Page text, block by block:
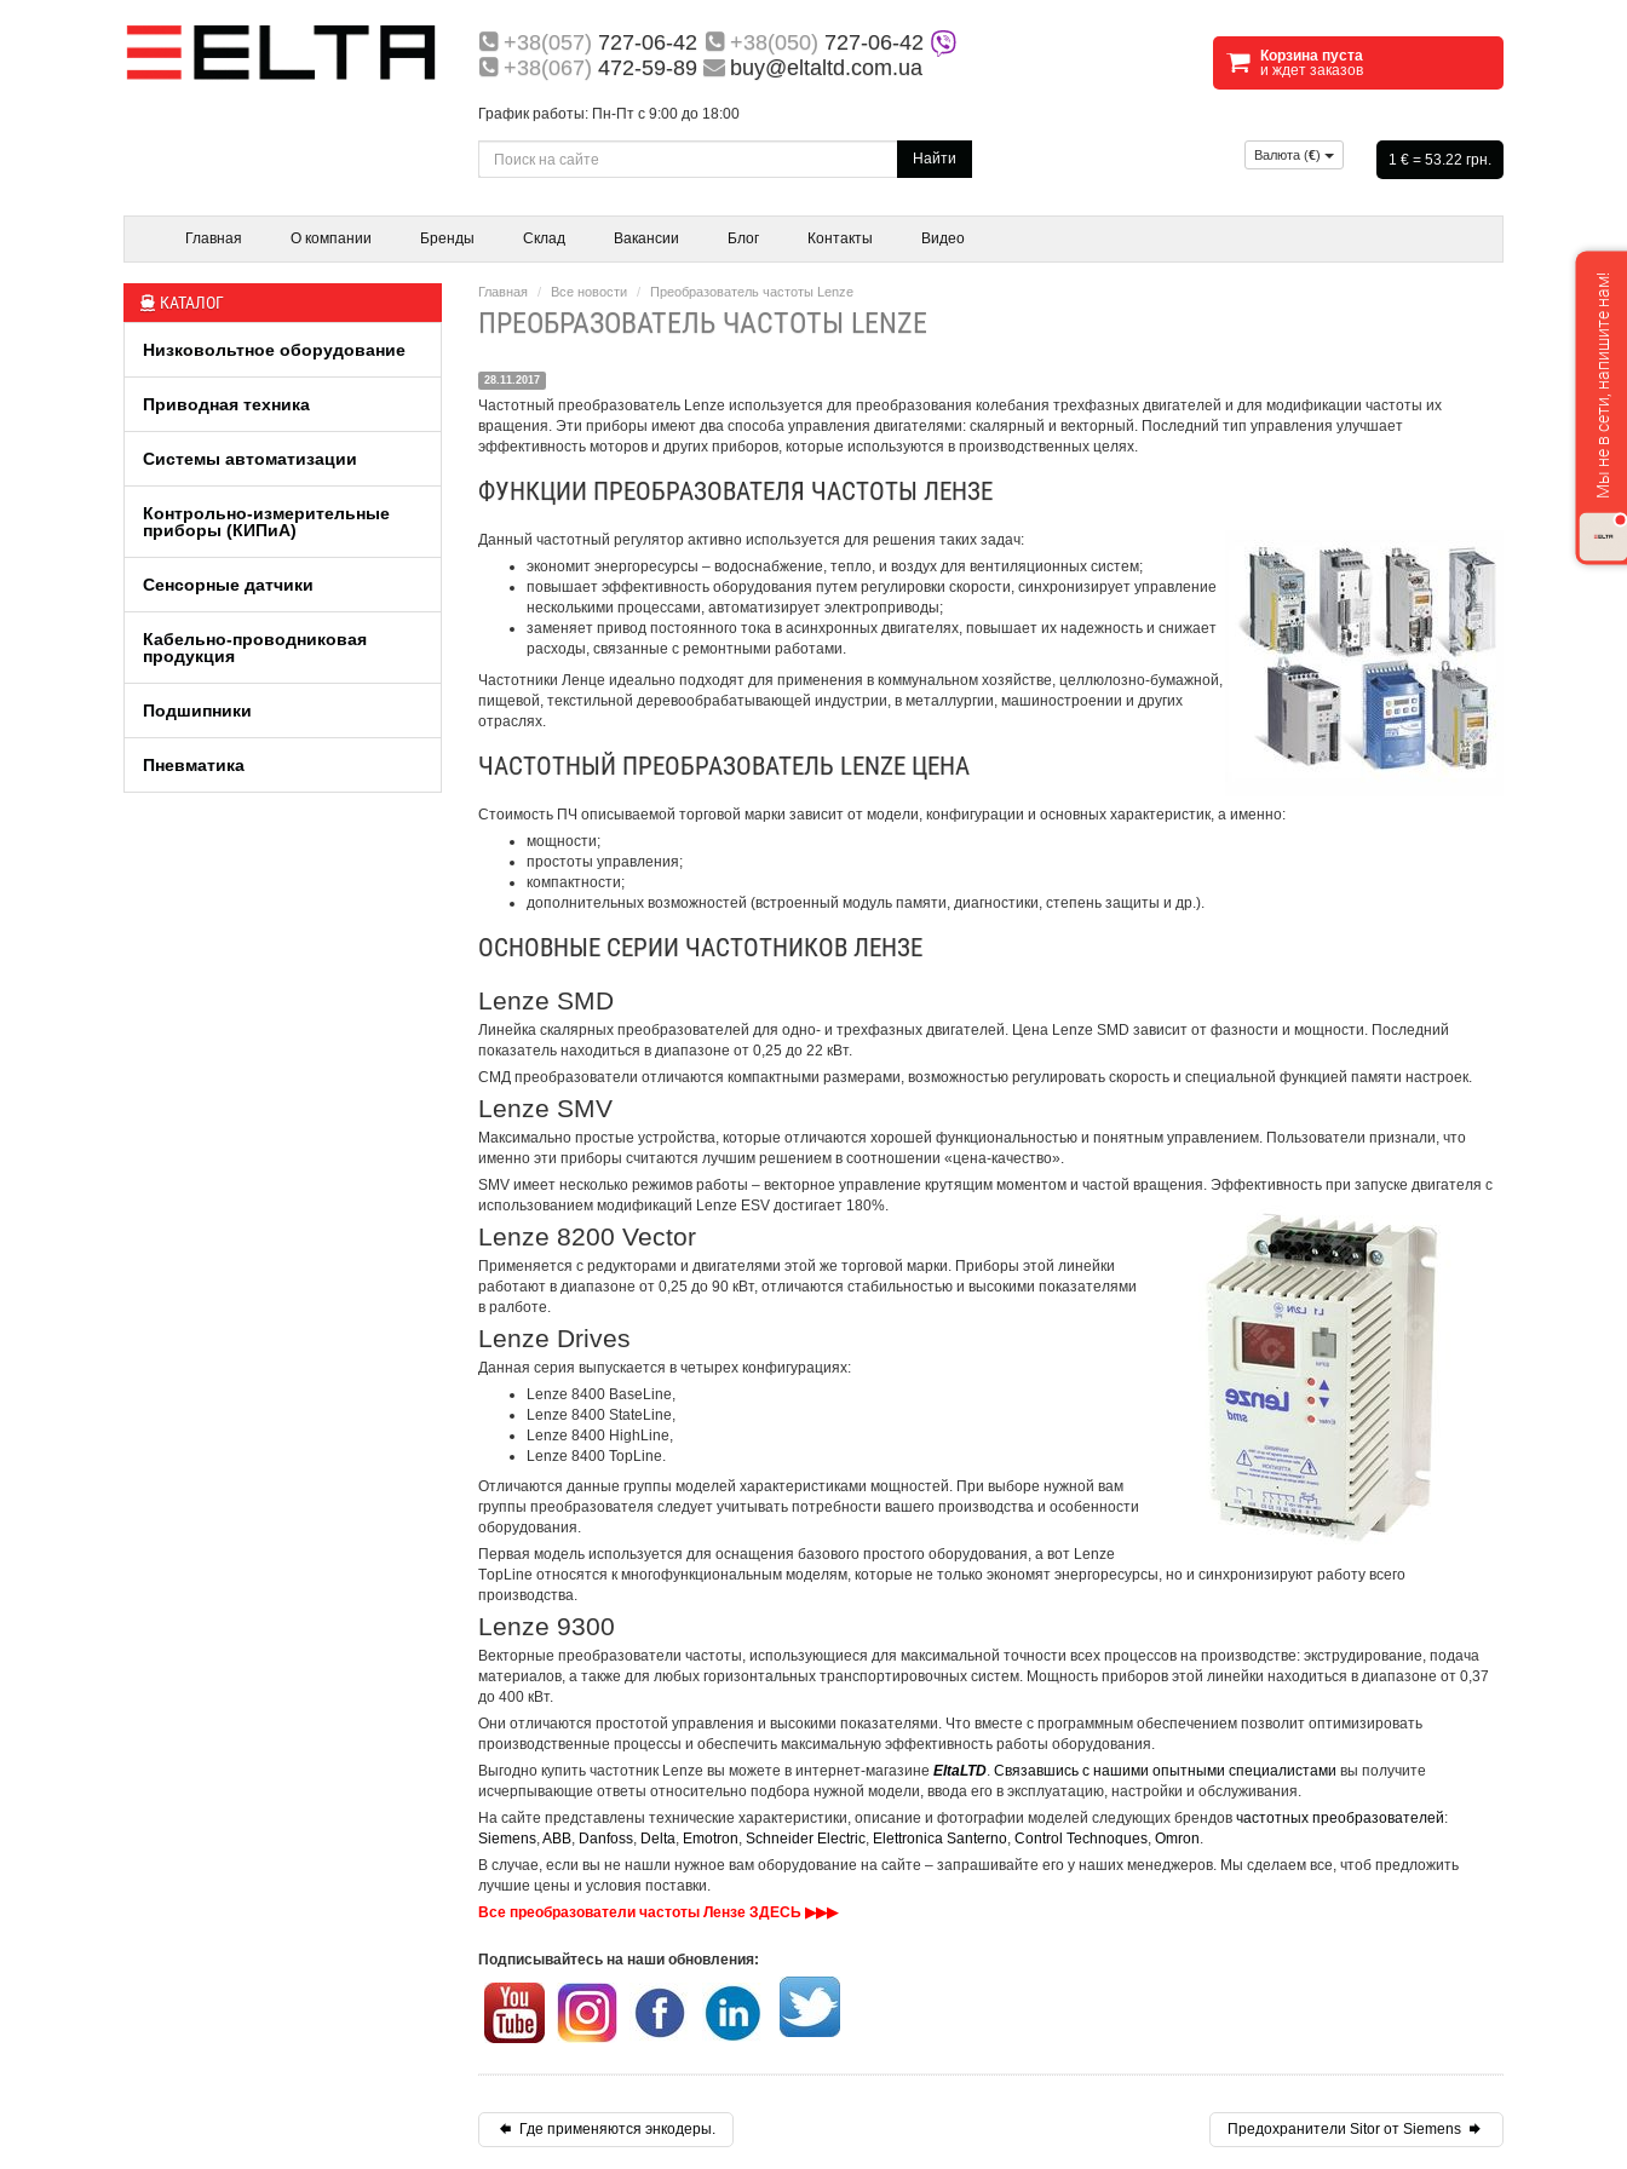
+38(057) 727-06-42 +38(050) 727-06-42
+38(067) 472-59-89 buy@eltaltd.com.ua
График работы: Пн-Пт с 9:00 до 18:00
Корзина пуста
и ждет заказов
Найти Валюта (€) 1 € = 53.22 грн.
Главная О компании Бренды Склад Вакансии Блог Контакты Видео
КАТАЛОГ
Низковольтное оборудование
Приводная техника
Системы автоматизации
Контрольно-измерительные
приборы (КИПиA)
Сенсорные датчики
Кабельно-проводниковая
продукция
Подшипники
Пневматика
Главная Все новости Преобразователь частоты Lenze
ПРЕОБРАЗОВАТЕЛЬ ЧАСТОТЫ LENZE
28.11.2017
Частотный преобразователь Lеnze используется для преобразования колебания трехфазных двигателей и для модификации частоты их
вращения. Эти приборы имеют два способа управления двигателями: скалярный и векторный. Последний тип управления улучшает
эффективность моторов и других приборов, которые используются в производственных целях.
ФУНКЦИИ ПРЕОБРАЗОВАТЕЛЯ ЧАСТОТЫ ЛЕНЗЕ
Данный частотный регулятор активно используется для решения таких задач:
экономит энергоресурсы – водоснабжение, тепло, и воздух для вентиляционных систем;
повышает эффективность оборудования путем регулировки скорости, синхронизирует управление
несколькими процессами, автоматизирует электроприводы;
заменяет привод постоянного тока в асинхронных двигателях, повышает их надежность и снижает
расходы, связанные с ремонтными работами.
Частотники Ленце идеально подходят для применения в коммунальном хозяйстве, целлюлозно-бумажной,
пищевой, текстильной деревообрабатывающей индустрии, в металлургии, машиностроении и других
отраслях.
ЧАСТОТНЫЙ ПРЕОБРАЗОВАТЕЛЬ LENZE ЦЕНА
Стоимость ПЧ описываемой торговой марки зависит от модели, конфигурации и основных характеристик, а именно:
мощности;
простоты управления;
компактности;
дополнительных возможностей (встроенный модуль памяти, диагностики, степень защиты и др.).
ОСНОВНЫЕ СЕРИИ ЧАСТОТНИКОВ ЛЕНЗЕ
Lenze SMD
Линейка скалярных преобразователей для одно- и трехфазных двигателей. Цена Lenze SMD зависит от фазности и мощности. Последний
показатель находиться в диапазоне от 0,25 до 22 кВт.
СМД преобразователи отличаются компактными размерами, возможностью регулировать скорость и специальной функцией памяти настроек.
Lenze SMV
Максимально простые устройства, которые отличаются хорошей функциональностью и понятным управлением. Пользователи признали, что
именно эти приборы считаются лучшим решением в соотношении «цена-качество».
SMV имеет несколько режимов работы – векторное управление крутящим моментом и частой вращения. Эффективность при запуске двигателя с
использованием модификаций Lenze ESV достигает 180%.
Lenze 8200 Vector
Применяется с редукторами и двигателями этой же торговой марки. Приборы этой линейки
работают в диапазоне от 0,25 до 90 кВт, отличаются стабильностью и высокими показателями
в ралботе.
Lenze Drives
Данная серия выпускается в четырех конфигурациях:
Lenze 8400 BaseLine,
Lenze 8400 StateLine,
Lenze 8400 HighLine,
Lenze 8400 TopLine.
Отличаются данные группы моделей характеристиками мощностей. При выборе нужной вам
группы преобразователя следует учитывать потребности вашего производства и особенности
оборудования.
Первая модель используется для оснащения базового простого оборудования, а вот Lеnze
TоpLine относятся к многофункциональным моделям, которые не только экономят энергоресурсы, но и синхронизируют работу всего
производства.
Lenze 9300
Векторные преобразователи частоты, использующиеся для максимальной точности всех процессов на производстве: экструдирование, подача
материалов, а также для любых горизонтальных транспортировочных систем. Мощность приборов этой линейки находиться в диапазоне от 0,37
до 400 кВт.
Они отличаются простотой управления и высокими показателями. Что вместе с программным обеспечением позволит оптимизировать
производственные процессы и обеспечить максимальную эффективность работы оборудования.
Выгодно купить частотник Lenze вы можете в интернет-магазине EltaLTD. Связавшись с нашими опытными специалистами вы получите
исчерпывающие ответы относительно подбора нужной модели, ввода его в эксплуатацию, настройки и обслуживания.
На сайте представлены технические характеристики, описание и фотографии моделей следующих брендов частотных преобразователей:
Siemens,ABB, Danfoss, Delta, Emotron, Schneider Electric, Elettronica Santerno, Control Technoques, Omron.
В случае, если вы не нашли нужное вам оборудование на сайте – запрашивайте его у наших менеджеров. Мы сделаем все, чтоб предложить
лучшие цены и условия поставки.
Все преобразователи частоты Лензе ЗДЕСЬ ▶▶▶
Подписывайтесь на наши обновления:
Где применяются энкодеры. Предохранители Sitor от Siemens
Мы не в сети, напишите нам!